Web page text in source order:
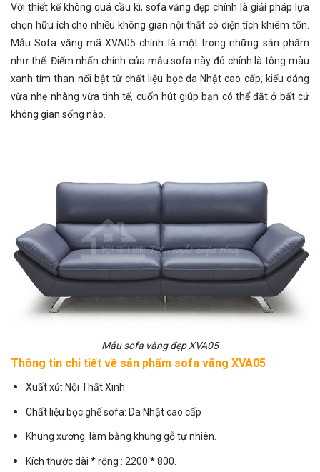
Với thiết kế không quá cầu kì, sofa văng đẹp chính là giải pháp lựa
chọn hữu ích cho nhiều không gian nội thất có diện tích khiêm tốn.
Mẫu Sofa văng mã XVA05 chính là một trong những sản phẩm
như thế. Điểm nhấn chính của mẫu sofa này đó chính là tông màu
xanh tím than nổi bật từ chất liệu bọc da Nhật cao cấp, kiểu dáng
vừa nhẹ nhàng vừa tinh tế, cuốn hút giúp bạn có thể đặt ở bất cứ
không gian sống nào.
Mẫu sofa văng đẹp XVA05
Thông tin chi tiết về sản phẩm sofa văng XVA05
Xuất xứ: Nội Thất Xinh.
Chất liệu bọcghế sofa: Da Nhật cao cấp
Khung xương: làm bằng khung gỗ tự nhiên.
Kích thước dài * rộng : 2200 * 800.